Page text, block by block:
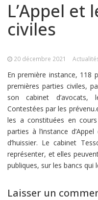
L’Appel et
civiles
20 décembre 2021
En première instance, 118
premières parties civiles,
son cabinet d’avocats,
Contestées par les
les a constituées en cours
parties à l’instance
d’huissier. Le cabinet
représenter, et elles
publiques, sur les bancs qui
Laisser un